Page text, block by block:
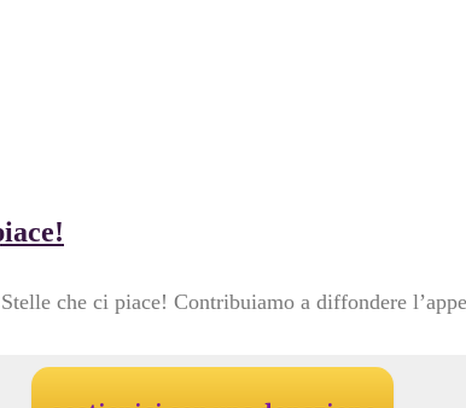
che ci piace! Contribuiamo a diffondere